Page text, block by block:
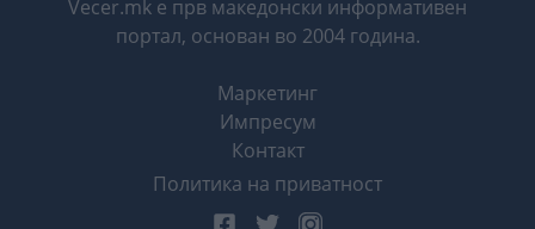
Vecer.mk е прв македонски информативен
портал, основан во 2004 година.
Маркетинг
Импресум
Контакт
Политика на приватност